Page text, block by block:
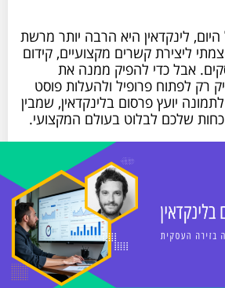
לינקדאין היא הרבה יותר מרשת
ליצירת קשרים מקצועיים, קידום
אבל כדי להפיק ממנה את
לפתוח פרופיל ולהעלות פוסט
יועץ פרסום בלינקדאין, שמבין
שלכם לבלוט בעולם המקצועי.